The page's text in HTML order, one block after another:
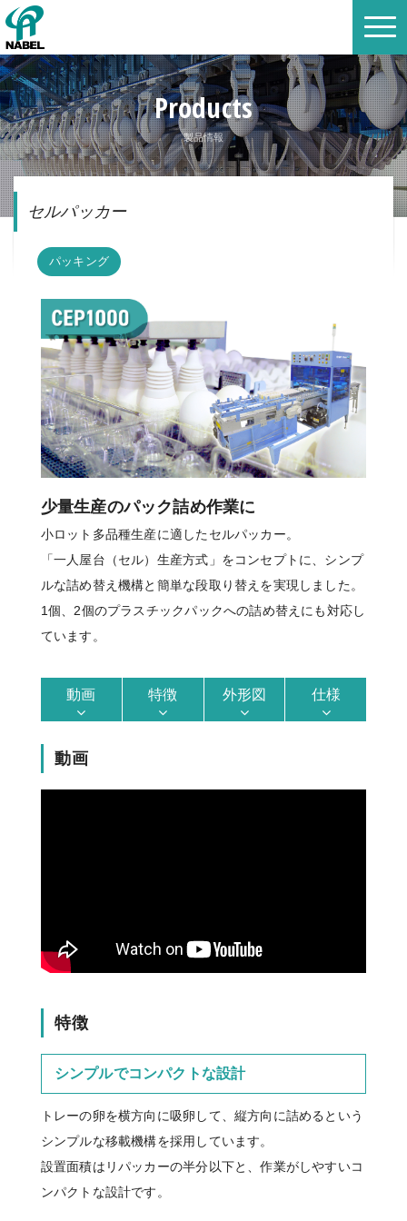
Products
製品情報
セルパッカー
パッキング
少量生産のパック詰め作業に
小ロット多品種生産に適したセルパッカー。
「一人屋台（セル）生産方式」をコンセプトに、シンプ
ルな詰め替え機構と簡単な段取り替えを実現しました。
1個、2個のプラスチックパックへの詰め替えにも対応し
ています。
動画 特徴 外形図 仕様
動画
特徴
シンプルでコンパクトな設計
トレーの卵を横方向に吸卵して、縦方向に詰めるという
シンプルな移載機構を採用しています。
設置面積はリパッカーの半分以下と、作業がしやすいコ
ンパクトな設計です。